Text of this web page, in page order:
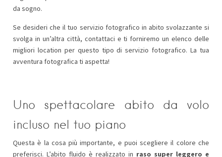
da sogno.
Se desideri che il tuo servizio fotografico in abito svolazzante si
svolga in un’altra città, contattaci e ti forniremo un elenco delle
migliori location per questo tipo di servizio fotografico. La tua
avventura fotografica ti aspetta!
Uno spettacolare abito da volo
incluso nel tuo piano
Questa è la cosa più importante, e puoi scegliere il colore che
preferisci. L’abito fluido è realizzato in raso super leggero e